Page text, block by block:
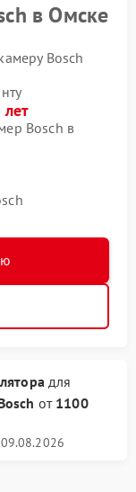
в Омске
Bosch
Bosch в
для
от 1100